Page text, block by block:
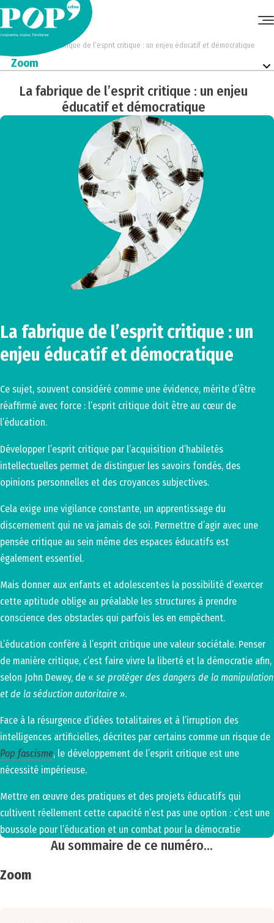
La fabrique de l’esprit critique : un enjeu éducatif et démocratique
Zoom
La fabrique de l’esprit critique : un enjeu
éducatif et démocratique
La fabrique de l’esprit critique : un
enjeu éducatif et démocratique
Ce sujet, souvent considéré comme une évidence, mérite d’être
réaffirmé avec force : l’esprit critique doit être au cœur de
l’éducation.
Développer l’esprit critique par l’acquisition d’habiletés
intellectuelles permet de distinguer les savoirs fondés, des
opinions personnelles et des croyances subjectives.
Cela exige une vigilance constante, un apprentissage du
discernement qui ne va jamais de soi. Permettre d’agir avec une
pensée critique au sein même des espaces éducatifs est
également essentiel.
Mais donner aux enfants et adolescent·es la possibilité d’exercer
cette aptitude oblige au préalable les structures à prendre
conscience des obstacles qui parfois les en empêchent.
L’éducation confère à l’esprit critique une valeur sociétale. Penser
de manière critique, c’est faire vivre la liberté et la démocratie afin,
selon John Dewey, de « se protéger des dangers de la manipulation
et de la séduction autoritaire ».
Face à la résurgence d’idées totalitaires et à l’irruption des
intelligences artificielles, décrites par certains comme un risque de
Pop fascisme, le développement de l’esprit critique est une
nécessité impérieuse.
Mettre en œuvre des pratiques et des projets éducatifs qui
cultivent réellement cette capacité n’est pas une option : c’est une
boussole pour l’éducation et un combat pour la démocratie
Au sommaire de ce numéro…
Zoom